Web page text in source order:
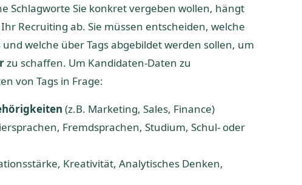
Schlagworte Sie konkret vergeben wollen, hängt
Recruiting ab. Sie müssen entscheiden, welche
welche über Tags abgebildet werden sollen, um
zu schaffen. Um Kandidaten-Daten zu
von Tags in Frage:
(z.B. Marketing, Sales, Finance)
Fremdsprachen, Studium, Schul- oder
Kreativität, Analytisches Denken,